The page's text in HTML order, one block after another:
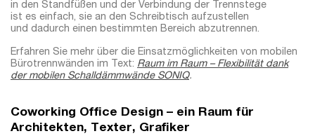
in den Standfüßen und der Verbindung der Trennstege
ist es einfach, sie an den Schreibtisch aufzustellen
und dadurch einen bestimmten Bereich abzutrennen.
Erfahren Sie mehr über die Einsatzmöglichkeiten von mobilen
Bürotrennwänden im Text: Raum im Raum – Flexibilität dank
der mobilen Schalldämmwände SONIQ.
Coworking Office Design – ein Raum für
Architekten, Texter, Grafiker